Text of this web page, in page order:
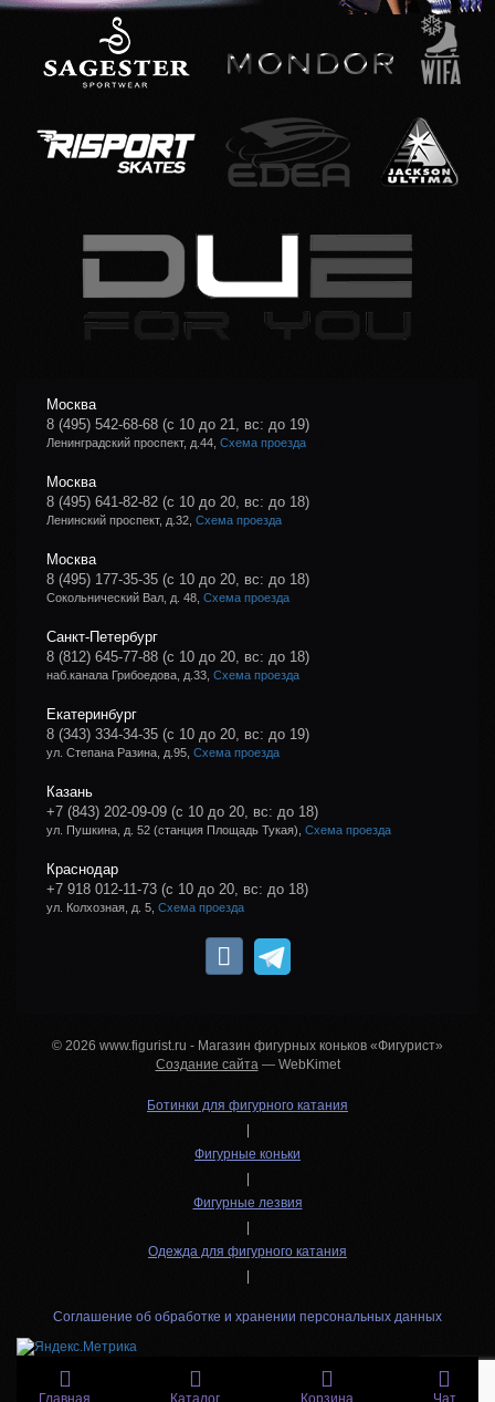
Москва
8 (495) 542-68-68 (с 10 до 21, вс: до 19)
Ленинградский проспект, д.44, Схема проезда
Москва
8 (495) 641-82-82 (с 10 до 20, вс: до 18)
Ленинский проспект, д.32, Схема проезда
Москва
8 (495) 177-35-35 (с 10 до 20, вс: до 18)
Сокольнический Вал, д. 48, Схема проезда
Санкт-Петербург
8 (812) 645-77-88 (с 10 до 20, вс: до 18)
наб.канала Грибоедова, д.33, Схема проезда
Екатеринбург
8 (343) 334-34-35 (с 10 до 20, вс: до 19)
ул. Степана Разина, д.95, Схема проезда
Казань
+7 (843) 202-09-09 (с 10 до 20, вс: до 18)
ул. Пушкина, д. 52 (станция Площадь Тукая), Схема проезда
Краснодар
+7 918 012-11-73 (с 10 до 20, вс: до 18)
ул. Колхозная, д. 5, Схема проезда
© 2026 www.figurist.ru - Магазин фигурных коньков «Фигурист»
Создание сайта — WebKimet
Ботинки для фигурного катания
|
Фигурные коньки
|
Фигурные лезвия
|
Одежда для фигурного катания
|
Соглашение об обработке и хранении персональных данных
Главная Каталог Корзина Чат